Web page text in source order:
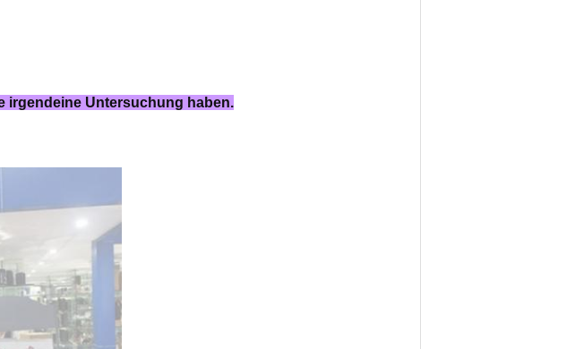
irgendeine Untersuchung haben.